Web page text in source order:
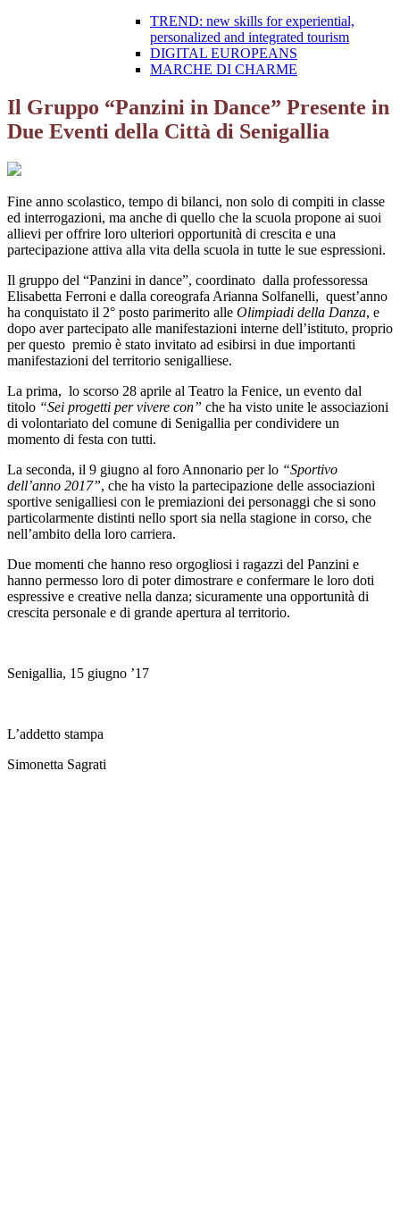
TREND: new skills for experiential,
personalized and integrated tourism
DIGITAL EUROPEANS
MARCHE DI CHARME
Il Gruppo “Panzini in Dance” Presente in
Due Eventi della Città di Senigallia
Fine anno scolastico, tempo di bilanci, non solo di compiti in classe
ed interrogazioni, ma anche di quello che la scuola propone ai suoi
allievi per offrire loro ulteriori opportunità di crescita e una
partecipazione attiva alla vita della scuola in tutte le sue espressioni.
Il gruppo del “Panzini in dance”, coordinato dalla professoressa
Elisabetta Ferroni e dalla coreografa Arianna Solfanelli, quest’anno
ha conquistato il 2° posto parimerito alle Olimpiadi della Danza, e
dopo aver partecipato alle manifestazioni interne dell’istituto, proprio
per questo premio è stato invitato ad esibirsi in due importanti
manifestazioni del territorio senigalliese.
La prima, lo scorso 28 aprile al Teatro la Fenice, un evento dal
titolo “Sei progetti per vivere con” che ha visto unite le associazioni
di volontariato del comune di Senigallia per condividere un
momento di festa con tutti.
La seconda, il 9 giugno al foro Annonario per lo “Sportivo
dell’anno 2017”, che ha visto la partecipazione delle associazioni
sportive senigalliesi con le premiazioni dei personaggi che si sono
particolarmente distinti nello sport sia nella stagione in corso, che
nell’ambito della loro carriera.
Due momenti che hanno reso orgogliosi i ragazzi del Panzini e
hanno permesso loro di poter dimostrare e confermare le loro doti
espressive e creative nella danza; sicuramente una opportunità di
crescita personale e di grande apertura al territorio.
Senigallia, 15 giugno ’17
L’addetto stampa
Simonetta Sagrati